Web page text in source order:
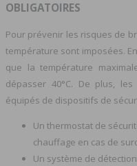
OBLIGATOIRES
Pour prévenir les risques de
température sont imposées.
que la température
dépasser 40°C. De plus,
équipés de dispositifs de
Un thermostat de
chauffage en cas de
Un système de